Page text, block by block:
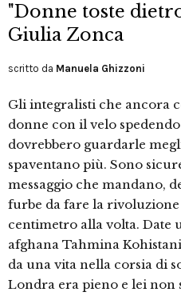
"Donne toste
Giulia Zonca
scritto da Manuela Ghizzoni
Gli integralisti che ancora
donne con il velo
dovrebbero guardarle
spaventano più. Sono
messaggio che mandano,
furbe da fare la
centimetro alla volta. Date
afghana Tahmina
da una vita nella corsia di
Londra era pieno e lei non